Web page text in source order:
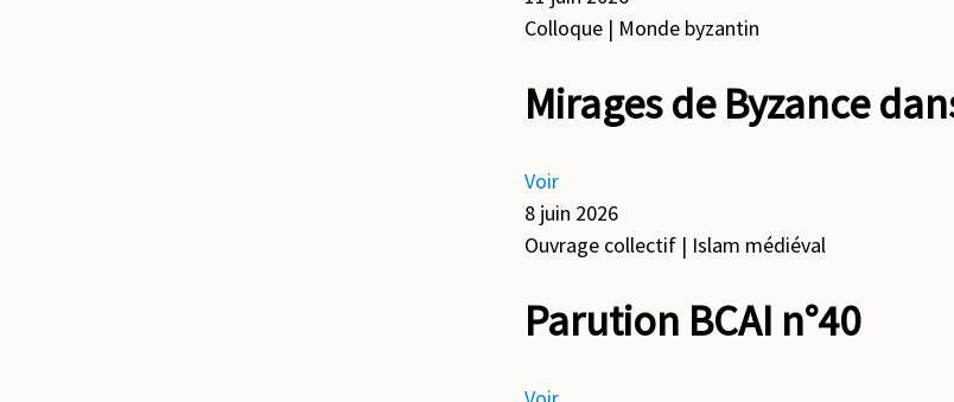
Colloque | Monde byzantin
Mirages de Byzance
Voir
8 juin 2026
Ouvrage collectif | Islam médiéval
Parution BCAI n°40